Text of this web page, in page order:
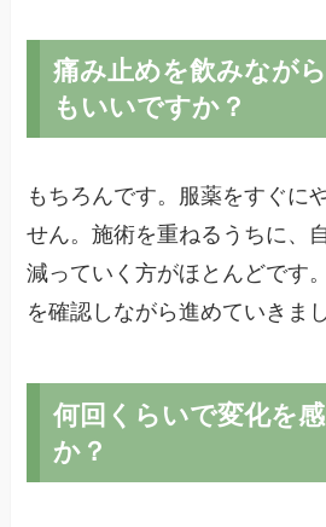
痛み止めを飲みなが
もいいですか？
もちろんです。服薬をすぐに
せん。施術を重ねるうちに、
減っていく方がほとんどです
を確認しながら進めていきま
何回くらいで変化を
か？